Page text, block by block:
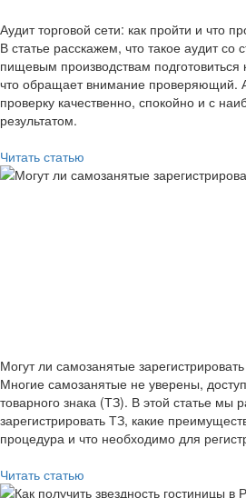
Аудит торговой сети: как пройти и что
В статье расскажем, что такое аудит со
пищевым производствам подготовиться
что обращает внимание проверяющий.
проверку качественно, спокойно и с
результатом.
Читать статью
Могут ли самозанятые
Многие самозанятые не уверены,
товарного знака (ТЗ). В этой статье мы
зарегистрировать ТЗ, какие
процедура и что необходимо для
Читать статью